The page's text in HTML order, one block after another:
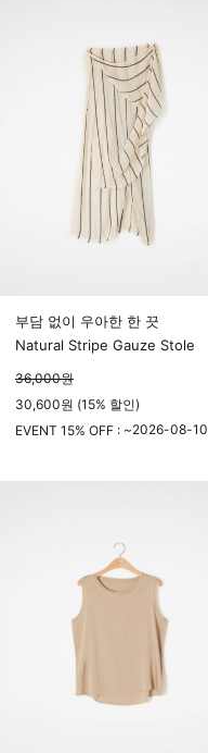
부담 없이 우아한 한 끗
Natural Stripe Gauze Stole
36,000원
30,600원 (15% 할인)
EVENT 15% OFF : ~2026-08-10